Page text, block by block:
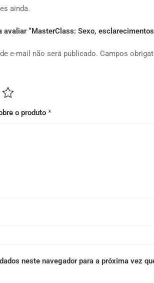
ainda.
avaliar “MasterClass: Sexo,
e-mail não será publicado. Campos
o produto *
neste navegador para a próxima vez